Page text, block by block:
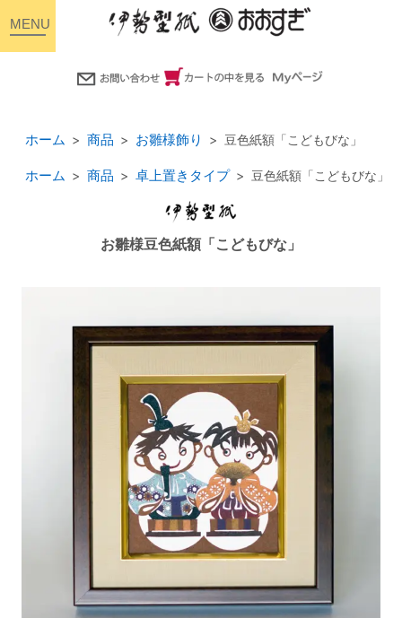
ホーム 商品 お雛様飾り 豆色紙額「こどもびな」
ホーム 商品 卓上置きタイプ 豆色紙額「こどもびな」
お雛様豆色紙額「こどもびな」
toggle
navigation